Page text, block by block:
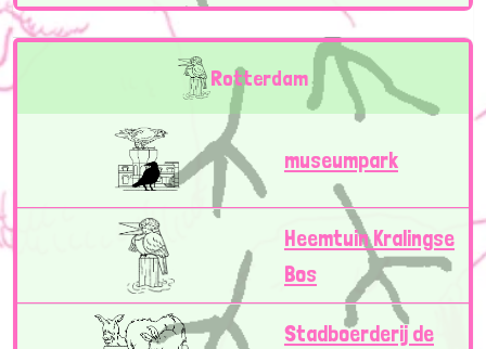
Rotterdam
museumpark
Heemtuin Kralingse
Bos
Stadboerderij de